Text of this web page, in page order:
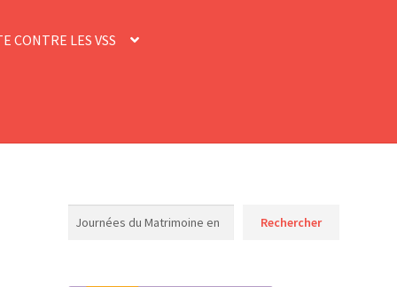
CONTRE LES VSS
Rechercher Rechercher